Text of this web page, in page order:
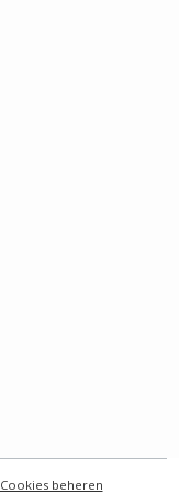
Cookies beheren